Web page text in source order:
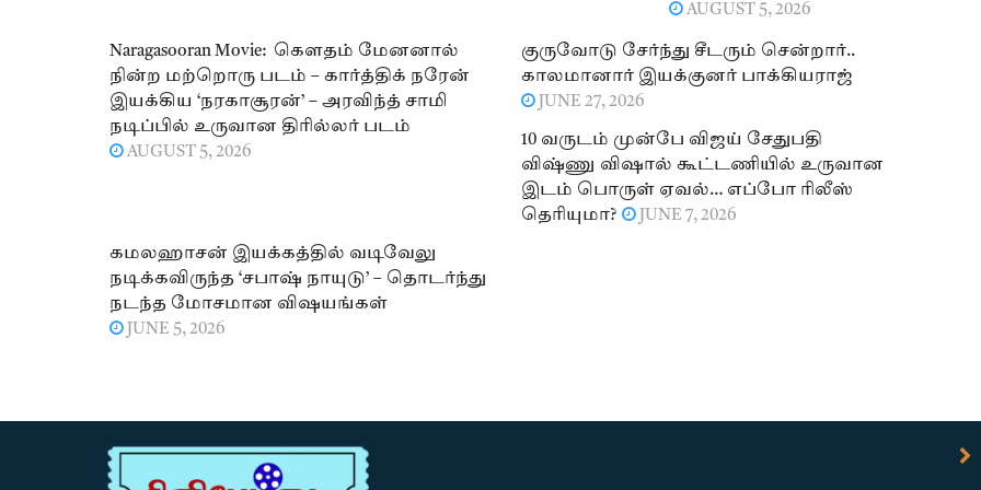
AUGUST 5, 2026
Naragasooran Movie: கௌதம் மேனனால்
நின்ற மற்றொரு படம் – கார்த்திக் நரேன்
இயக்கிய ‘நரகாசூரன்’ – அரவிந்த் சாமி
நடிப்பில் உருவான திரில்லர் படம்
AUGUST 5, 2026
குருவோடு சேர்ந்து சீடரும் சென்றார்..
காலமானார் இயக்குனர் பாக்கியராஜ்
JUNE 27, 2026
10 வருடம் முன்பே விஜய் சேதுபதி
விஷ்ணு விஷால் கூட்டணியில் உருவான
இடம் பொருள் ஏவல்… எப்போ ரிலீஸ்
தெரியுமா?
JUNE 7, 2026
கமலஹாசன் இயக்கத்தில் வடிவேலு
நடிக்கவிருந்த ‘சபாஷ் நாயுடு’ – தொடர்ந்து
நடந்த மோசமான விஷயங்கள்
JUNE 5, 2026